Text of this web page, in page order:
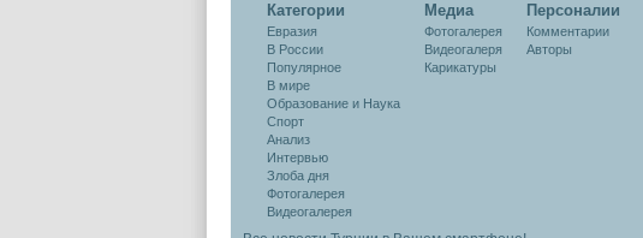
Категории
Евразия
В России
Популярное
В мире
Образование и Наука
Спорт
Анализ
Интервью
Злоба дня
Фотогалерея
Видеогалерея
Медиа
Фотогалерея
Видеогалеря
Карикатуры
Персоналии
Комментарии
Авторы